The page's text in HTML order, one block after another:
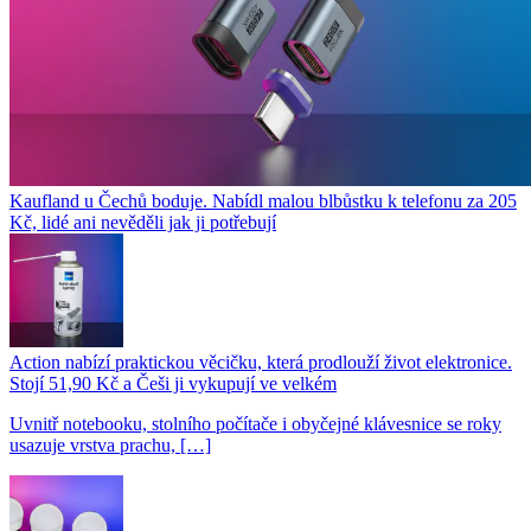
Kaufland u Čechů boduje. Nabídl malou blbůstku k telefonu za 205
Kč, lidé ani nevěděli jak ji potřebují
Action nabízí praktickou věcičku, která prodlouží život elektronice.
Stojí 51,90 Kč a Češi ji vykupují ve velkém
Uvnitř notebooku, stolního počítače i obyčejné klávesnice se roky
usazuje vrstva prachu, […]